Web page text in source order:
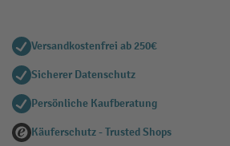
Versandkostenfrei ab 250€
Sicherer Datenschutz
Persönliche Kaufberatung
Käuferschutz - Trusted Shops